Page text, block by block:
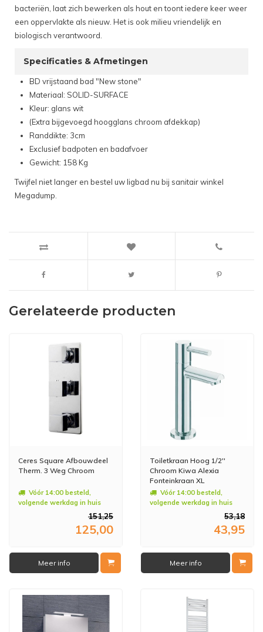
bacteriën, laat zich bewerken als hout en toont iedere keer weer
een oppervlakte als nieuw. Het is ook milieu vriendelijk en
biologisch verantwoord.
Specificaties & Afmetingen
BD vrijstaand bad "New stone"
Materiaal: SOLID-SURFACE
Kleur: glans wit
(Extra bijgevoegd hoogglans chroom afdekkap)
Randdikte: 3cm
Exclusief badpoten en badafvoer
Gewicht: 158 Kg
Twijfel niet langer en bestel uw ligbad nu bij sanitair winkel
Megadump.
Gerelateerde producten
Ceres Square Afbouwdeel
Therm. 3 Weg Chroom
Vóór 14:00 besteld,
volgende werkdag in huis
151,25
125,00
Meer info
Toiletkraan Hoog 1/2''
Chroom Kiwa Alexia
Fonteinkraan XL
Vóór 14:00 besteld,
volgende werkdag in huis
53,18
43,95
Meer info